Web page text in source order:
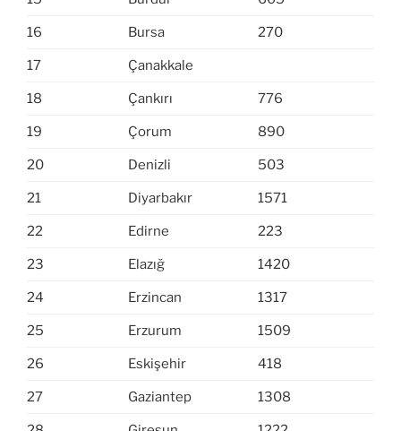
16 Bursa 270
17 Çanakkale
18 Çankırı 776
19 Çorum 890
20 Denizli 503
21 Diyarbakır 1571
22 Edirne 223
23 Elazığ 1420
24 Erzincan 1317
25 Erzurum 1509
26 Eskişehir 418
27 Gaziantep 1308